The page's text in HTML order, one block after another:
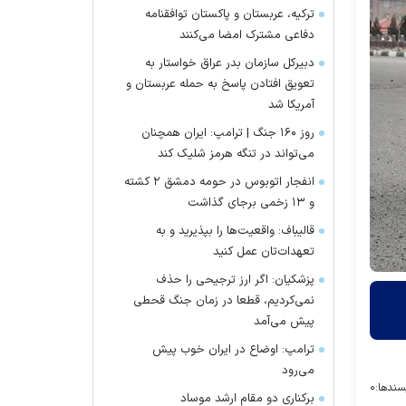
۰
ترکیه، عربستان و پاکستان توافقنامه
دفاعی مشترک امضا می‌کنند
دبیرکل سازمان بدر عراق خواستار به
تعویق افتادن پاسخ به حمله عربستان و
آمریکا شد
روز ۱۶۰ جنگ | ترامپ: ایران همچنان
می‌تواند در تنگه هرمز شلیک کند
انفجار اتوبوس در حومه دمشق ۲ کشته
و ۱۳ زخمی برجای گذاشت
قالیباف: واقعیت‌ها را بپذیرید و به
تعهدات‌تان عمل کنید
پزشکیان: اگر ارز ترجیحی را حذف
نمی‌کردیم، قطعا در زمان جنگ قحطی
پیش می‌آمد
ترامپ: اوضاع در ایران خوب پیش
می‌رود
برکناری دو مقام ارشد موساد